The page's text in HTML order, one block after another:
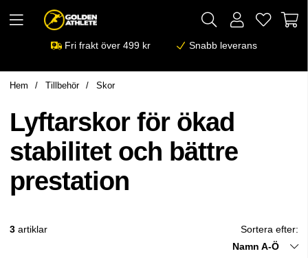
Fri frakt över 499 kr Snabb leverans
Hem Tillbehör Skor
Lyftarskor för ökad
stabilitet och bättre
prestation
3 artiklar
Sortera efter:
Namn A-Ö